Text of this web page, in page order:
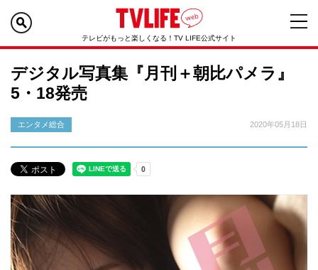
テレビがもっと楽しくなる！TV LIFE公式サイト
デジタル写真集『月刊＋朝比パメラ』
5・18発売
エンタメ総合 2020年05月18日